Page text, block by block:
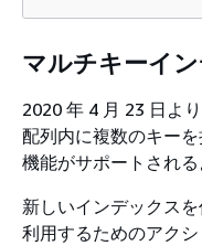
マルチキーイ
2020 年 4 月 23 日よ
配列内に複数のキー
機能がサポートされる
新しいインデックス
利用するためのアク